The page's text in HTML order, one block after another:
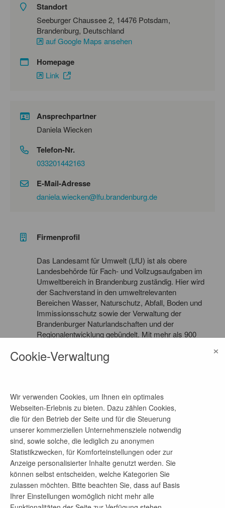
Standort
Seeburger Chaussee 2, 14476 Potsdam,
Brandenburg, Deutschland
auf Google Maps ansehen
Homepage
Link
Ansprechpartner
Daniela Wiecken
Telefon-Nr.
033201442163
E-Mail-Adresse
daniela.wiecken@lfu.brandenburg.de
Firmenprofil
Das Landesamt für Umwelt (LfU) ist als obere
Landesbehörde für Fach- und Vollzugsaufgaben im
Umweltbereich in Brandenburg zuständig. Hier wird
der Sachverstand in den umweltrelevanten
Bereichen Wasser, Naturschutz, Abfall, Boden und
Immissionsschutz sowie der Verwaltung der
Brandenburger Naturlandschaften und der
Regionalentwicklung gebündelt. Mit mehr als 900
Brandenburg nehmen wir vielfältige Aufgaben wahr.
Wir sammeln und bewerten Umweltdaten und
Vorhaben mit besonderen Auswirkungen auf Natur
und Umwelt oder setzen selbst Projekte praktisch
um.
Mehr Jobangebote dieses Unternehmens
Sachbearbeitung "Haushalt, Koordination und
Cookie-Verwaltung ×
Wir verwenden Cookies, um Ihnen ein optimales
Webseiten-Erlebnis zu bieten. Dazu zählen Cookies,
die für den Betrieb der Seite und für die Steuerung
unserer kommerziellen Unternehmensziele notwendig
sind, sowie solche, die lediglich zu anonymen
Statistikzwecken, für Komforteinstellungen oder zur
Anzeige personalisierter Inhalte genutzt werden. Sie
können selbst entscheiden, welche Kategorien Sie
zulassen möchten. Bitte beachten Sie, dass auf Basis
Ihrer Einstellungen womöglich nicht mehr alle